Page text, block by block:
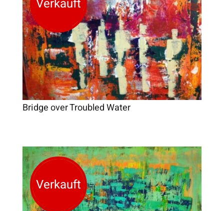
Verkauft
Bridge over Troubled Water
Verkauft